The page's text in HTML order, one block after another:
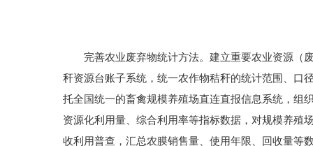
完善农业废弃物统计方法。建立重要农业资源（废
秆资源台账子系统，统一农作物秸秆的统计范围、口
托全国统一的畜禽规模养殖场直连直报信息系统，组
资源化利用量、综合利用率等指标数据，对规模养殖
收利用普查，汇总农膜销售量、使用年限、回收量等